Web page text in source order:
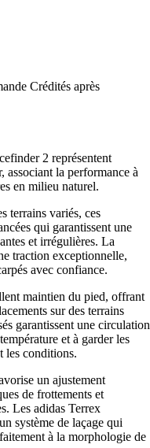
Crédités après
2 représentent
associant la performance à
en milieu naturel.
terrains variés, ces
qui garantissent une
et irrégulières. La
traction exceptionnelle,
avec confiance.
maintien du pied, offrant
sur des terrains
garantissent une circulation
et à garder les
les conditions.
un ajustement
de frottements et
Les adidas Terrex
système de laçage qui
à la morphologie de